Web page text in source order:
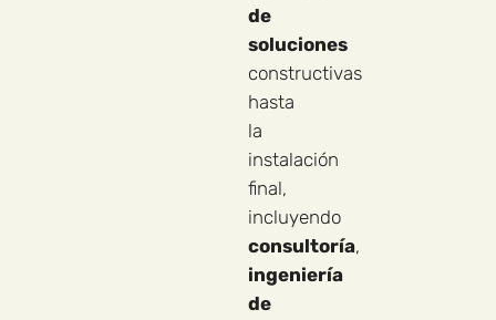
de
soluciones
constructivas
hasta
la
instalación
final,
incluyendo
consultoría,
ingeniería
de